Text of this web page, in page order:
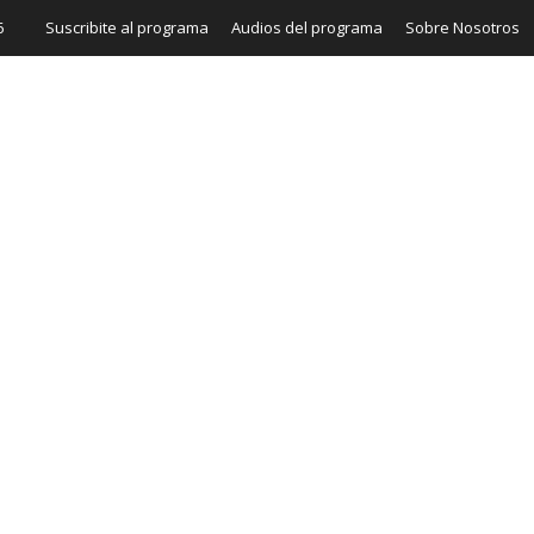
Suscribite al programa Audios del programa Sobre Nosotros